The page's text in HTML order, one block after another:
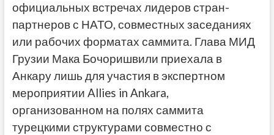
официальных встречах лидеров стран-
партнеров с НАТО, совместных заседаниях
или рабочих форматах саммита. Глава МИД
Грузии Мака Бочоришвили приехала в
Анкару лишь для участия в экспертном
мероприятии Allies in Ankara,
организованном на полях саммита
турецкими структурами совместно с